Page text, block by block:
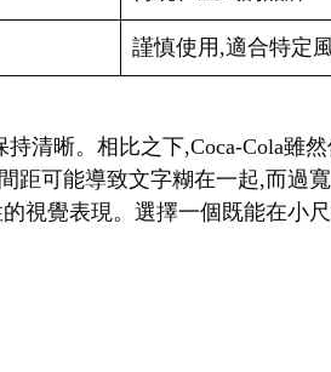
謹慎使用,適合特定
清晰。相比之下,Coca-Cola雖
可能導致文字糊在一起,而過
視覺表現。選擇一個既能在小